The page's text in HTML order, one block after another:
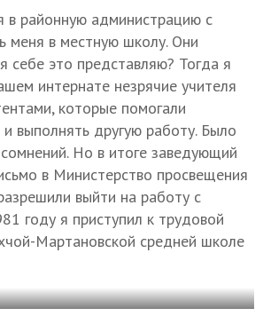
в районную администрацию с
меня в местную школу. Они
себе это представляю? Тогда я
интернате незрячие учителя
которые помогали
выполнять другую работу. Было
Но в итоге заведующий
в Министерство просвещения
выйти на работу с
году я приступил к трудовой
Мартановской средней школе